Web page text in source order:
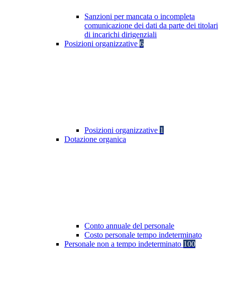
Sanzioni per mancata o incompleta
comunicazione dei dati da parte dei titolari
di incarichi dirigenziali
Posizioni organizzative 6
Posizioni organizzative 1
Dotazione organica
Conto annuale del personale
Costo personale tempo indeterminato
Personale non a tempo indeterminato 100